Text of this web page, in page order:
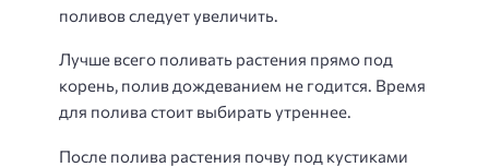
поливов следует увеличить.
Лучше всего поливать растения прямо под
корень, полив дождеванием не годится. Время
для полива стоит выбирать утреннее.
После полива растения почву под кустиками